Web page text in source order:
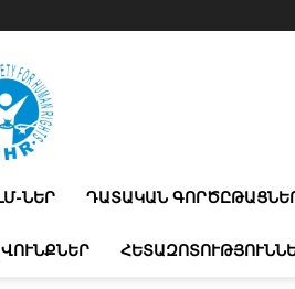
ՆԵՐ ԴԱՏԱԿԱՆ